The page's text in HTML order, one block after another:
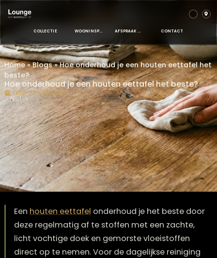
Home»Blogs»Hoe onderhoud je een houten
beste?
Hoe onderhoud je een houten eettafel het
februari 26, 2026
Eenhouten eettafel onderhoud je het beste
deze regelmatig af te stoffen met een zachte,